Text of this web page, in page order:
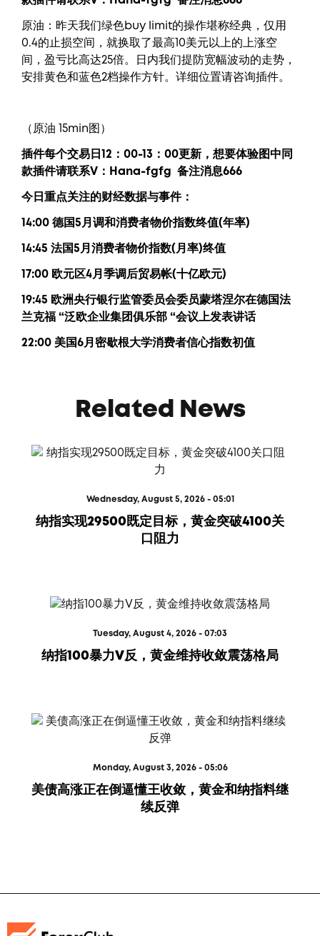
原油：昨天我们绿色buy limit的操作堪称经典，仅用
0.4的止损空间，就换取了最高10美元以上的上涨空
间，盈亏比高达25倍。日内我们提防宽幅波动的走势，
安排黄色和蓝色2档操作方针。详细位置请咨询插件。
（原油 15min图）
插件每个交易日12：00-13：00更新， 想要体验图中 同
款插件请联系V： Hana-fgfg 备注消息666
今日重点关注的财经数据与事件：
14:00 德国5月调和消费者物价指数终值(年率)
14:45 法国5月消费者物价指数(月率)终值
17:00 欧元区4月季调后贸易帐(十亿欧元)
19:45 欧洲央行银行监管委员会委员蒙塔涅尔在德国法
兰克福 “泛欧企业集团俱乐部 “会议上发表讲话
22:00 美国6月密歇根大学消费者信心指数初值
Related News
Wednesday, August 5, 2026 - 05:01
纳指实现29500既定目标，黄金突破4100关
口阻力
Tuesday, August 4, 2026 - 07:03
纳指100暴力V反，黄金维持收敛震荡格局
Monday, August 3, 2026 - 05:06
美债高涨正在倒逼懂王收敛，黄金和纳指料继
续反弹